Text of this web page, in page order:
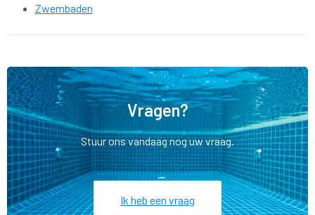
Zwembaden
Vragen?
Stuur ons vandaag nog uw vraag.
Ik heb een vraag